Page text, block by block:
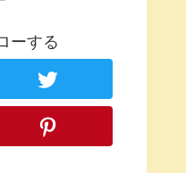
ーする